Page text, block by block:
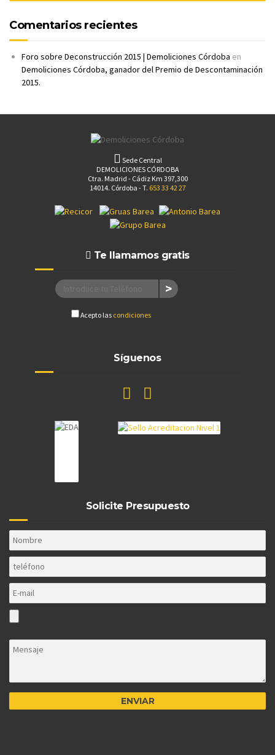
Comentarios recientes
Foro sobre Deconstrucción 2015 | Demoliciones Córdoba en
Demoliciones Córdoba, ganador del Premio de Descontaminación
2015.
Sede Central
DEMOLICIONES CÓRDOBA
Ctra. Madrid - Cádiz Km 397,300
14014. Córdoba - T. 653 33 42 27
Te llamamos gratis
Acepto las condiciones
Síguenos
Solicite Presupuesto